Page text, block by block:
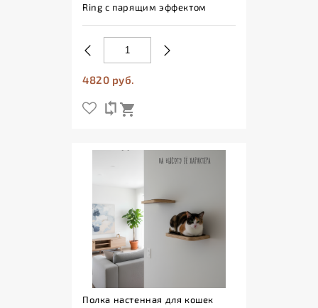
Ring с парящим эффектом
4820 руб.
Полка настенная для кошек